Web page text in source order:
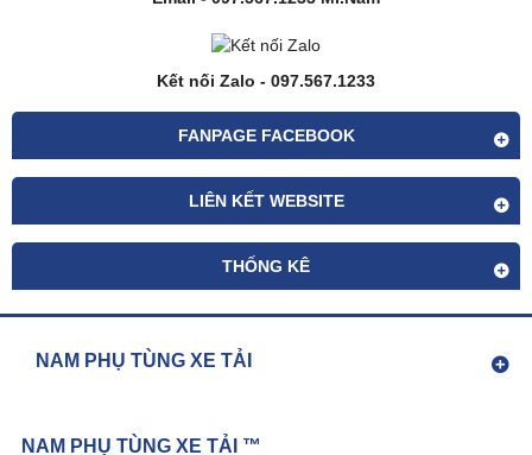
Kết nối Zalo - 097.567.1233
FANPAGE FACEBOOK
LIÊN KẾT WEBSITE
THỐNG KÊ
NAM PHỤ TÙNG XE TẢI
NAM PHỤ TÙNG XE TẢI ™